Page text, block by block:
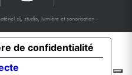
dj, studio, lumière et sonorisation -
de confidentialité